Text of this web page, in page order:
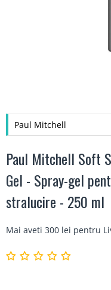
Paul Mitchell
Paul Mitchell Soft
Gel - Spray-gel
stralucire - 250 ml
Mai aveti 300 lei pentru